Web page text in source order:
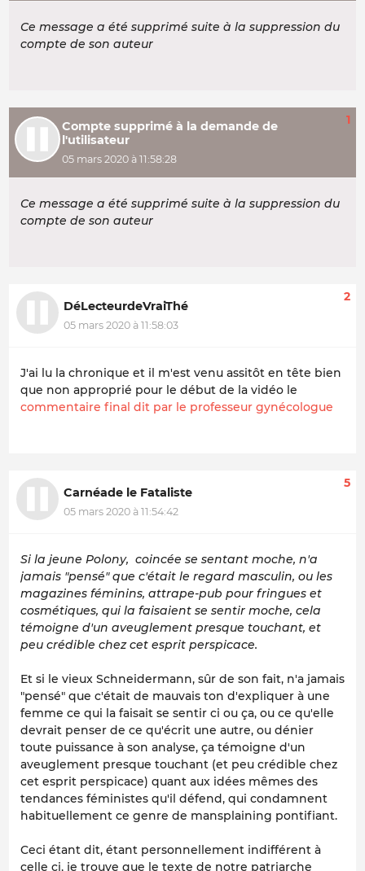
Ce message a été supprimé suite à la suppression du
compte de son auteur
Compte supprimé à la demande de
l'utilisateur
05 mars 2020 à 11:58:28
1
Ce message a été supprimé suite à la suppression du
compte de son auteur
DéLecteurdeVraiThé
05 mars 2020 à 11:58:03
2
J'ai lu la chronique et il m'est venu assitôt en tête bien
que non approprié pour le début de la vidéo le
commentaire final dit par le professeur gynécologue
Carnéade le Fataliste
05 mars 2020 à 11:54:42
5
Si la jeune Polony, coincée se sentant moche, n'a
jamais "pensé" que c'était le regard masculin, ou les
magazines féminins, attrape-pub pour fringues et
cosmétiques, qui la faisaient se sentir moche, cela
témoigne d'un aveuglement presque touchant, et
peu crédible chez cet esprit perspicace.
Et si le vieux Schneidermann, sûr de son fait, n'a jamais
"pensé" que c'était de mauvais ton d'expliquer à une
femme ce qui la faisait se sentir ci ou ça, ou ce qu'elle
devrait penser de ce qu'écrit une autre, ou dénier
toute puissance à son analyse, ça témoigne d'un
aveuglement presque touchant (et peu crédible chez
cet esprit perspicace) quant aux idées mêmes des
tendances féministes qu'il défend, qui condamnent
habituellement ce genre de mansplaining pontifiant.
Ceci étant dit, étant personnellement indifférent à
celle ci, je trouve que le texte de notre patriarche